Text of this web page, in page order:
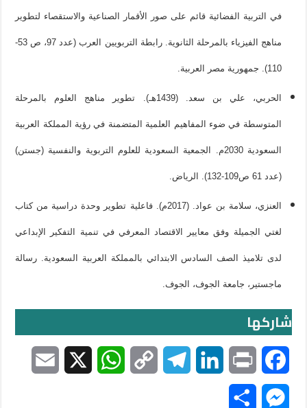
في التربية الفضائية قائم على صور الأقمار الصناعية والاستقصاء لتطوير
مناهج الفيزياء بالمرحلة الثانوية. رابطة التربويين العرب (عدد 97، ص 53-
110). جمهورية مصر العربية.
الحربي، علي بن سعد. (1439هـ). تطوير مناهج العلوم بالمرحلة
المتوسطة في ضوء المفاهيم العلمية المتضمنة في رؤية المملكة العربية
السعودية 2030م. الجمعية السعودية للعلوم التربوية والنفسية (جستن)
(عدد 61 ص109-132). الرياض.
العنزي، سلامة بن عواد. (2017م). فاعلية تطوير وحدة دراسية من كتاب
لغتي الجميلة وفق معايير الاقتصاد المعرفي في تنمية التفكير الإبداعي
لدى تلاميذ الصف السادس الابتدائي بالمملكة العربية السعودية. رسالة
ماجستير، جامعة الجوف، الجوف.
شاركها
a